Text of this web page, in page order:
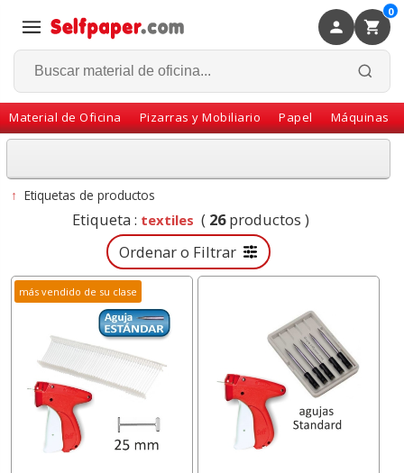
0
Material de Oficina Pizarras y Mobiliario Papel Máquinas
Volver
↑Etiquetas de productos
Etiqueta : textiles ( 26productos )
Ordenar o Filtrar
más vendido de su clase